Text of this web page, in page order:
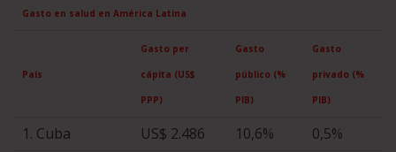
Gasto en salud en América Latina
País
Gasto per
cápita (US$
PPP)
Gasto
público (%
PIB)
Gasto
privado (%
PIB)
1. Cuba US$ 2.486 10,6%
0,5%